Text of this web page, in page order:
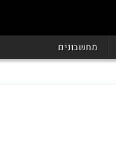
מחשבונים